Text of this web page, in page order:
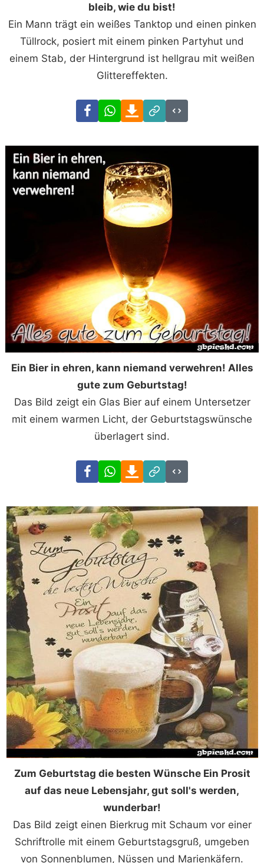
bleib, wie du bist!
Ein Mann trägt ein weißes Tanktop und einen pinken
Tüllrock, posiert mit einem pinken Partyhut und
einem Stab, der Hintergrund ist hellgrau mit weißen
Glittereffekten.
FacebookWhatsAppDownload
Link
Code
Ein Bier in ehren, kann niemand verwehren! Alles
gute zum Geburtstag!
Das Bild zeigt ein Glas Bier auf einem Untersetzer
mit einem warmen Licht, der Geburtstagswünsche
überlagert sind.
FacebookWhatsAppDownload
Link
Code
Zum Geburtstag die besten Wünsche Ein Prosit
auf das neue Lebensjahr, gut soll's werden,
wunderbar!
Das Bild zeigt einen Bierkrug mit Schaum vor einer
Schriftrolle mit einem Geburtstagsgruß, umgeben
von Sonnenblumen, Nüssen und Marienkäfern.